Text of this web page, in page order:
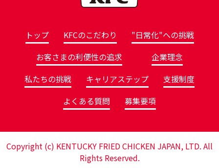
トップ KFCのこだわり
"日常化"への挑戦
お客さまの利便性の追求
企業理念
私たちの挑戦
キャリアステップ
支援制度
よくある質問
募集要項
Copyright (c) KENTUCKY FRIED CHICKEN JAPAN, LTD. All
Rights Reserved.